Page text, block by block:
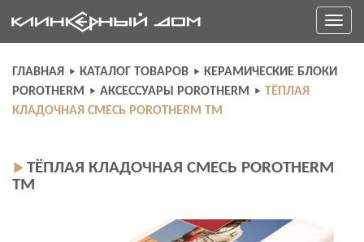
to
content
Toggle
ГЛАВНАЯ КАТАЛОГ ТОВАРОВ
КЕРАМИЧЕСКИЕ БЛОКИ
POROTHERM
АКСЕСCУАРЫ POROTHERM
ТЁПЛАЯ
КЛАДОЧНАЯ СМЕСЬ POROTHERM TM
ТЁПЛАЯ КЛАДОЧНАЯ СМЕСЬ POROTHERM
TM